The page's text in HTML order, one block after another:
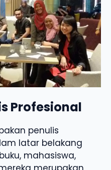
Profesional
penulis
latar belakang
mahasiswa,